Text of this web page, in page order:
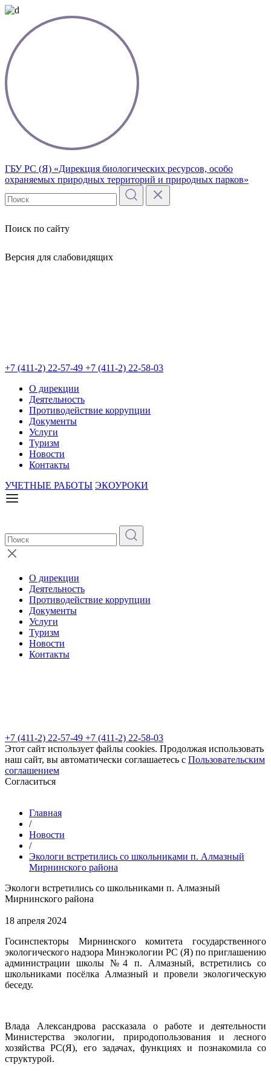
ГБУ РС (Я) «Дирекция биологических ресурсов, особо
охраняемых природных территорий и природных парков»
Поиск по сайту
Версия для слабовидящих
+7 (411-2) 22-57-49 +7 (411-2) 22-58-03
О дирекции
Деятельность
Противодействие коррупции
Документы
Услуги
Туризм
Новости
Контакты
УЧЕТНЫЕ РАБОТЫ ЭКОУРОКИ
О дирекции
Деятельность
Противодействие коррупции
Документы
Услуги
Туризм
Новости
Контакты
+7 (411-2) 22-57-49 +7 (411-2) 22-58-03
Этот сайт использует файлы cookies. Продолжая использовать
наш сайт, вы автоматически соглашаетесь с Пользовательским
соглашением
Согласиться
Главная
/
Новости
/
Экологи встретились со школьниками п. Алмазный
Мирнинского района
Экологи встретились со школьниками п. Алмазный
Мирнинского района
18 апреля 2024
Госинспекторы Мирнинского комитета государственного
экологического надзора Минэкологии РС (Я) по приглашению
администрации школы №4 п. Алмазный, встретились со
школьниками посёлка Алмазный и провели экологическую
беседу.
Влада Александрова рассказала о работе и деятельности
Министерства экологии, природопользования и лесного
хозяйства РС(Я), его задачах, функциях и познакомила со
структурой.